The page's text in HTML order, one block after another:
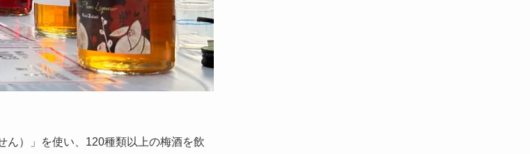
ん）」を使い、120種類以上の梅酒を飲